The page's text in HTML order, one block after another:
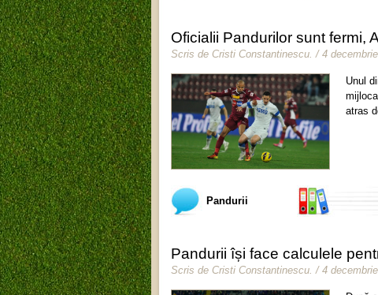
Oficialii Pandurilor sunt fermi,
Scris de Cristi Constantinescu / 4
Unul
atras
Pandurii
Pandurii își face calculele
Scris de Cristi Constantinescu. / 4